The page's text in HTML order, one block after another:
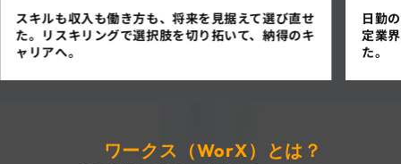
日勤のみ・土日祝休みを実現。30歳で高待遇の安
定業界から、伸びしろの大きいキャリアへ踏み出せ
た。
居心
へ！
ワークス（WorX）とは？